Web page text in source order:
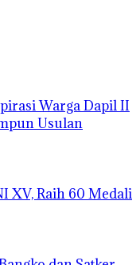
Warga Dapil II
Usulan
XV, Raih 60 Medali